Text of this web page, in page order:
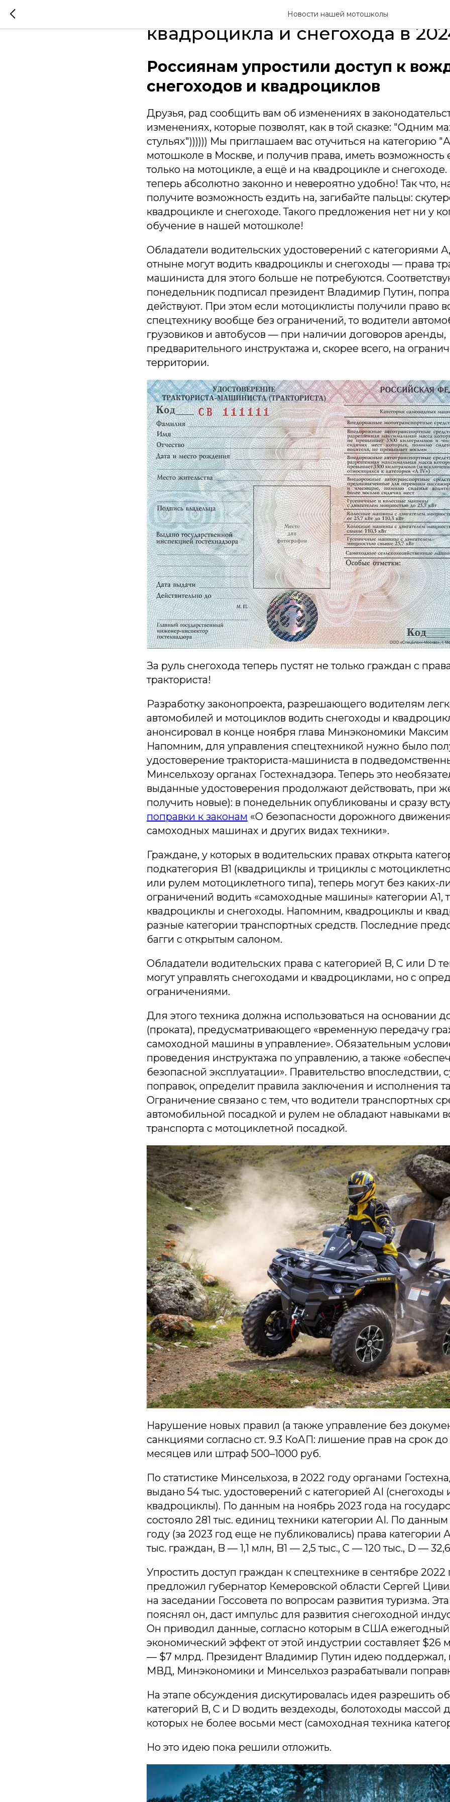
Новости нашей мотошколы
Дали зелёный свет! Вождение
квадроцикла и снегохода в
Россиянам упростили доступ к
снегоходов и квадроциклов
Друзья, рад сообщить вам об изменениях в
изменениях, которые позволят, как в той сказке: "Одним
стульях")))))) Мы приглашаем вас отучиться на категорию
мотошколе в Москве, и получив права, иметь возможность
только на мотоцикле, а ещё и на квадроцикле и снегоходе.
теперь абсолютно законно и невероятно удобно! Так что,
получите возможность ездить на, загибайте пальцы:
квадроцикле и снегоходе. Такого предложения нет ни у
обучение в нашей мотошколе!
Обладатели водительских удостоверений с категориями
отныне могут водить квадроциклы и снегоходы — права
машиниста для этого больше не потребуются.
понедельник подписал президент Владимир Путин,
действуют. При этом если мотоциклисты получили право
спецтехнику вообще без ограничений, то водители
грузовиков и автобусов — при наличии договоров аренды,
предварительного инструктажа и, скорее всего, на
территории.
За руль снегохода теперь пустят не только граждан с
тракториста!
Разработку законопроекта, разрешающего водителям
автомобилей и мотоциклов водить снегоходы и
анонсировал в конце ноября глава Минэкономики
Напомним, для управления спецтехникой нужно было
удостоверение тракториста-машиниста в
Минсельхозу органах Гостехнадзора. Теперь это
выданные удостоверения продолжают действовать, при
получить новые): в понедельник опубликованы и сразу
поправки к законам «О безопасности дорожного
самоходных машинах и других видах техники».
Граждане, у которых в водительских правах открыта
подкатегория B1 (квадрициклы и трициклы с
или рулем мотоциклетного типа), теперь могут без каких-
ограничений водить «самоходные машины» категории А1,
квадроциклы и снегоходы. Напомним, квадроциклы и
разные категории транспортных средств. Последние
багги с открытым салоном.
Обладатели водительских права с категорией B, С или D
могут управлять снегоходами и квадроциклами, но с
ограничениями.
Для этого техника должна использоваться на основании
(проката), предусматривающего «временную передачу
самоходной машины в управление». Обязательным
проведения инструктажа по управлению, а также
безопасной эксплуатации». Правительство впоследствии,
поправок, определит правила заключения и исполнения
Ограничение связано с тем, что водители транспортных
автомобильной посадкой и рулем не обладают навыками
транспорта с мотоциклетной посадкой.
Нарушение новых правил (а также управление без
санкциями согласно ст. 9.3 КоАП: лишение прав на срок
месяцев или штраф 500–1000 руб.
По статистике Минсельхоза, в 2022 году органами
выдано 54 тыс. удостоверений с категорией АI (снегоходы
квадроциклы). По данным на ноябрь 2023 года на
состояло 281 тыс. единиц техники категории АI. По
году (за 2023 год еще не публиковались) права категории
тыс. граждан, B — 1,1 млн, B1 — 2,5 тыс., С — 120 тыс., D —
Упростить доступ граждан к спецтехнике в сентябре 2022
предложил губернатор Кемеровской области Сергей
на заседании Госсовета по вопросам развития туризма.
пояснял он, даст импульс для развития снегоходной
Он приводил данные, согласно которым в США ежегодный
экономический эффект от этой индустрии составляет $26
— $7 млрд. Президент Владимир Путин идею поддержал,
МВД, Минэкономики и Минсельхоз разрабатывали
На этапе обсуждения дискутировалась идея разрешить
категорий B, С и D водить вездеходы, болотоходы массой
которых не более восьми мест (самоходная техника
Но это идею пока решили отложить.